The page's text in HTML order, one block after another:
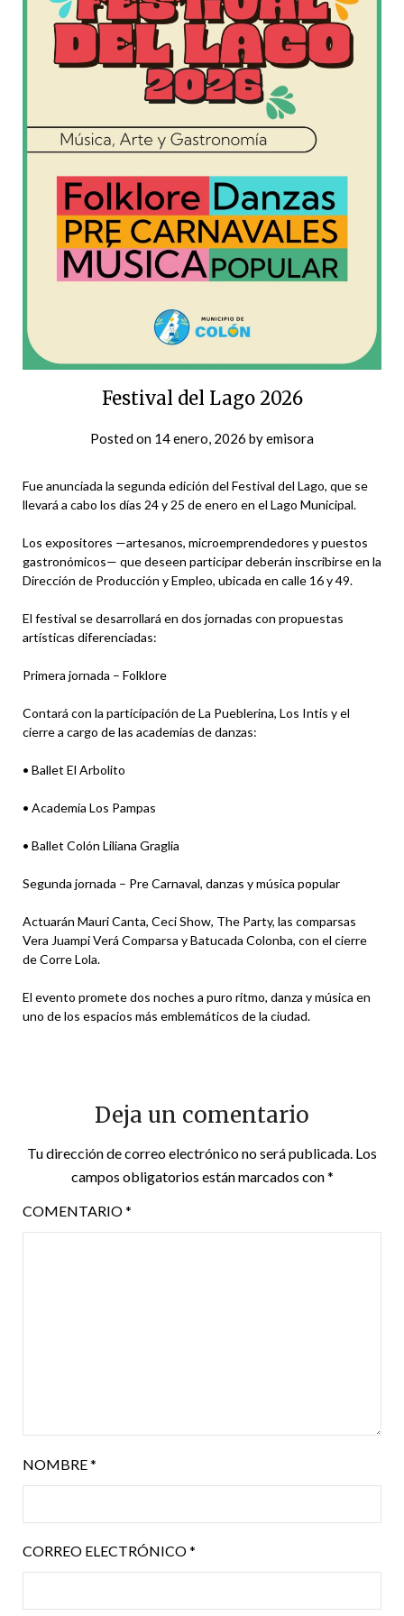
Festival del Lago 2026
Posted on 14 enero, 2026 byemisora
Fue anunciada la segunda edición del Festival del Lago, que se
llevará a cabo los días 24 y 25 de enero en el Lago Municipal.
Los expositores —artesanos, microemprendedores y puestos
gastronómicos— que deseen participar deberán inscribirse en la
Dirección de Producción y Empleo, ubicada en calle 16 y 49.
El festival se desarrollará en dos jornadas con propuestas
artísticas diferenciadas:
Primera jornada – Folklore
Contará con la participación de La Pueblerina, Los Intis y el
cierre a cargo de las academias de danzas:
• Ballet El Arbolito
• Academia Los Pampas
• Ballet Colón Liliana Graglia
Segunda jornada – Pre Carnaval, danzas y música popular
Actuarán Mauri Canta, Ceci Show, The Party, las comparsas
Vera Juampi Verá Comparsa y Batucada Colonba, con el cierre
de Corre Lola.
El evento promete dos noches a puro ritmo, danza y música en
uno de los espacios más emblemáticos de la ciudad.
Deja un comentario
Tu dirección de correo electrónico no será publicada. Los
campos obligatorios están marcados con*
COMENTARIO*
NOMBRE*
CORREO ELECTRÓNICO*